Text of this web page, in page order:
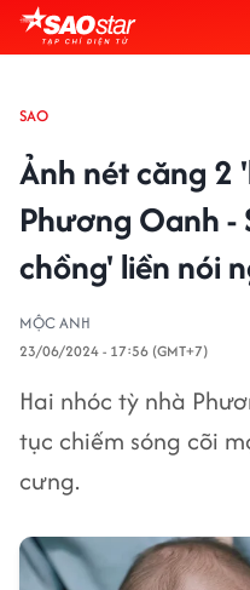
SAO
Ảnh nét căng 2
Phương Oanh -
chồng' liền nói
MỘC ANH
23/06/2024 - 17:56 (GMT+7)
Hai nhóc tỳ nhà
tục chiếm sóng cõi
cưng.